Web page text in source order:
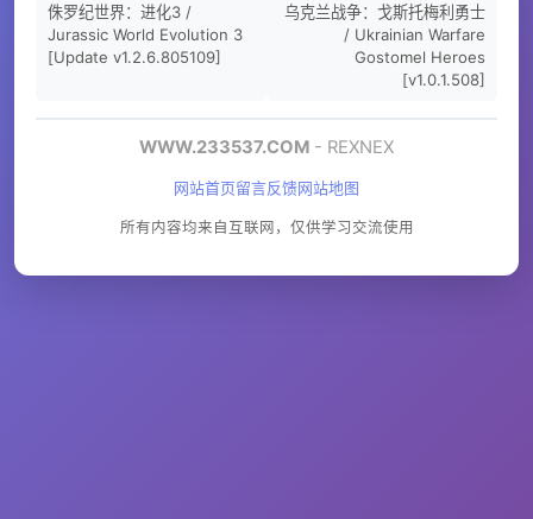
侏罗纪世界：进化3 /
Jurassic World Evolution 3
[Update v1.2.6.805109]
乌克兰战争：戈斯托梅利勇士
/ Ukrainian Warfare
Gostomel Heroes
[v1.0.1.508]
WWW.233537.COM - REXNEX
网站首页留言反馈网站地图
所有内容均来自互联网，仅供学习交流使用